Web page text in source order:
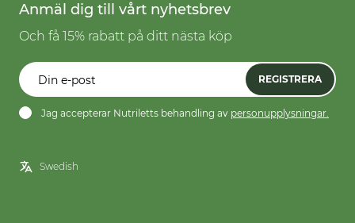
Anmäl dig till vårt nyhetsbrev
Och få 15% rabatt på ditt nästa köp
REGISTRERA
Jag accepterar Nutriletts behandling av personupplysningar.